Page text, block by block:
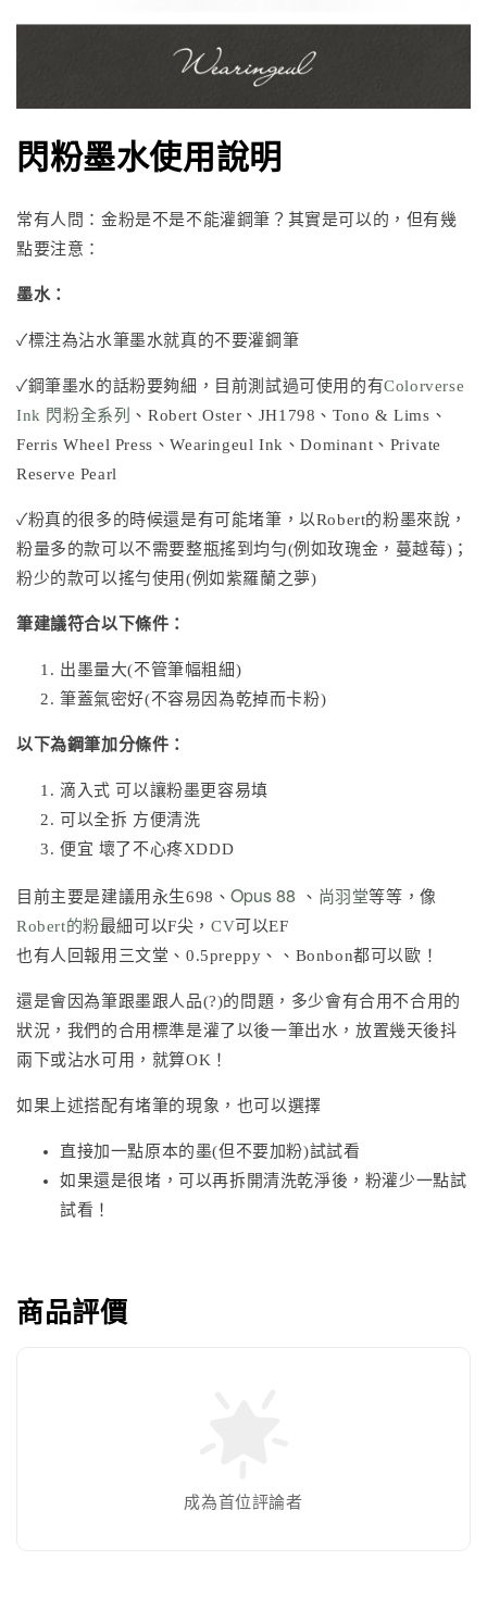
閃粉墨水使用說明
常有人問：金粉是不是不能灌鋼筆？其實是可以的，但有幾
點要注意：
墨水：
✓標注為沾水筆墨水就真的不要灌鋼筆
✓鋼筆墨水的話粉要夠細，目前測試過可使用的有Colorverse
Ink 閃粉全系列
、Robert Oster 、 JH1798 、Tono & Lims 、
Ferris Wheel Press 、Wearingeul Ink 、Dominant、Private
Reserve Pearl
✓粉真的很多的時候還是有可能堵筆，以Robert的粉墨來說，
粉量多的款可以不需要整瓶搖到均勻(例如玫瑰金，蔓越莓)；
粉少的款可以搖勻使用(例如紫羅蘭之夢)
筆建議符合以下條件：
出墨量大(不管筆幅粗細)
筆蓋氣密好(不容易因為乾掉而卡粉)
以下為鋼筆加分條件：
滴入式 可以讓粉墨更容易填
可以全拆 方便清洗
便宜 壞了不心疼XDDD
目前主要是建議用永生698、Opus 88 、 尚羽堂等等，像
Robert的粉最細可以F尖，CV可以EF
也有人回報用三文堂、0.5preppy、、Bonbon都可以歐！
還是會因為筆跟墨跟人品(?)的問題，多少會有合用不合用的
狀況，我們的合用標準是灌了以後一筆出水，放置幾天後抖
兩下或沾水可用，就算OK！
如果上述搭配有堵筆的現象，也可以選擇
直接加一點原本的墨(但不要加粉)試試看
如果還是很堵，可以再拆開清洗乾淨後，粉灌少一點試
試看！
商品評價
成為首位評論者